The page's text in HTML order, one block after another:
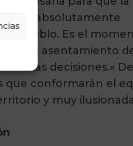
absolutamente
pueblo. Es el
en el asentamiento
las decisiones.»
que conformarán el
y muy